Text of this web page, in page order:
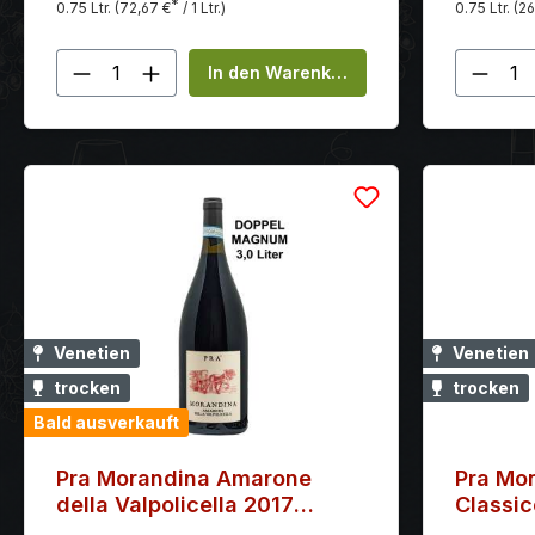
0.75 Ltr. (72,67 €* / 1 Ltr.)
Produkt Anzahl: Gib den
In den Warenkorb
0.75 Ltr.
Venetien
trocken
Bald ausverkauft
Pra Morandina Amarone
della Valpolicella 2017
Venetien
trocken
Pra